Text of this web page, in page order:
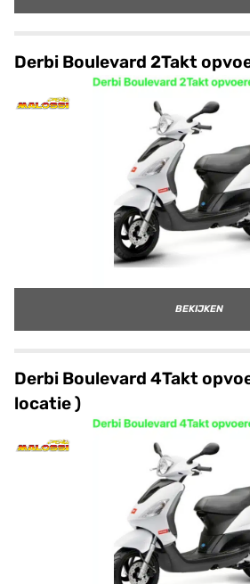
Derbi Boulevard 2Takt
BEKIJKEN
Derbi Boulevard 4Takt
locatie )